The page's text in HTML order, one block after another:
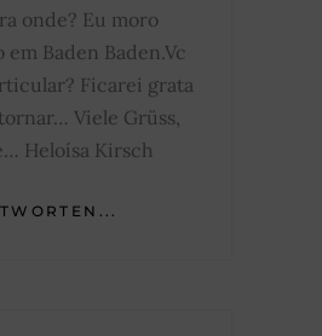
onde? Eu moro
Baden Baden.Vc
Ficarei grata
Viele Grüss,
Heloísa Kirsch